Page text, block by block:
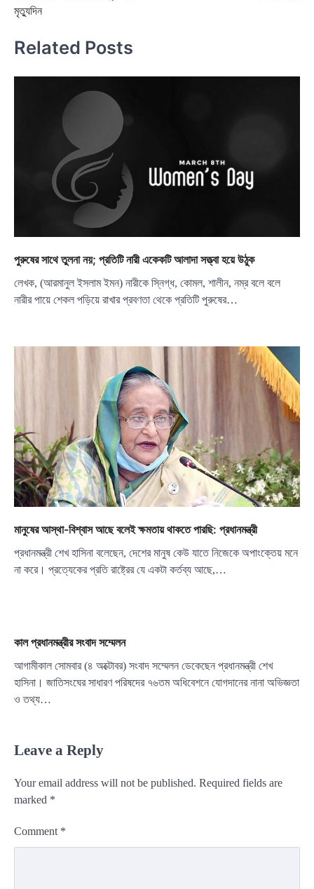
মৃত্যুদিন
Related Posts
পুরুষের সাথে তুলনা নয়; প্রতিটি নারী একেকটি আলাদা সত্ত্বা হয়ে উঠুক
লেখক, (আরমানুল ইসলাম ইমন) নারীকে স্নিগ্ধ, কোমল, শালীন, নম্র বলে বলে
নারীর পায়ে শেকল পড়িয়ে রাখার প্রবণতা থেকে প্রতিটি পুরুষের…
মানুষের আস্থা-বিশ্বাস আছে বলেই ক্ষমতায় থাকতে পারছি: প্রধানমন্ত্রী
প্রধানমন্ত্রী শেখ হাসিনা বলেছেন, দেশের মানুষ কেউ যাতে নিজেকে অপাংক্তেয় মনে
না করে। প্রত্যেকের প্রতি রাষ্ট্রের যে একটা কর্তব্য আছে,…
কাল প্রধানমন্ত্রীর সংবাদ সম্মেলন
আগামীকাল সোমবার (৪ অক্টোবর) সংবাদ সম্মেলন ডেকেছেন প্রধানমন্ত্রী শেখ
হাসিনা। জাতিসংঘের সাধারণ পরিষদের ৭৬তম অধিবেশনে যোগদানের নানা অভিজ্ঞতা
ও তথ্য…
Leave a Reply
Your email address will not be published. Required fields are
marked *
Comment *